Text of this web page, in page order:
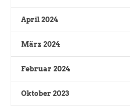
April 2024
März 2024
Februar 2024
Oktober 2023